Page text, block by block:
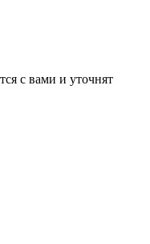
с вами и уточнят